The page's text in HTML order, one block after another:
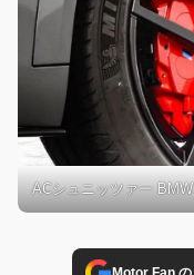
ACシュニッツァー